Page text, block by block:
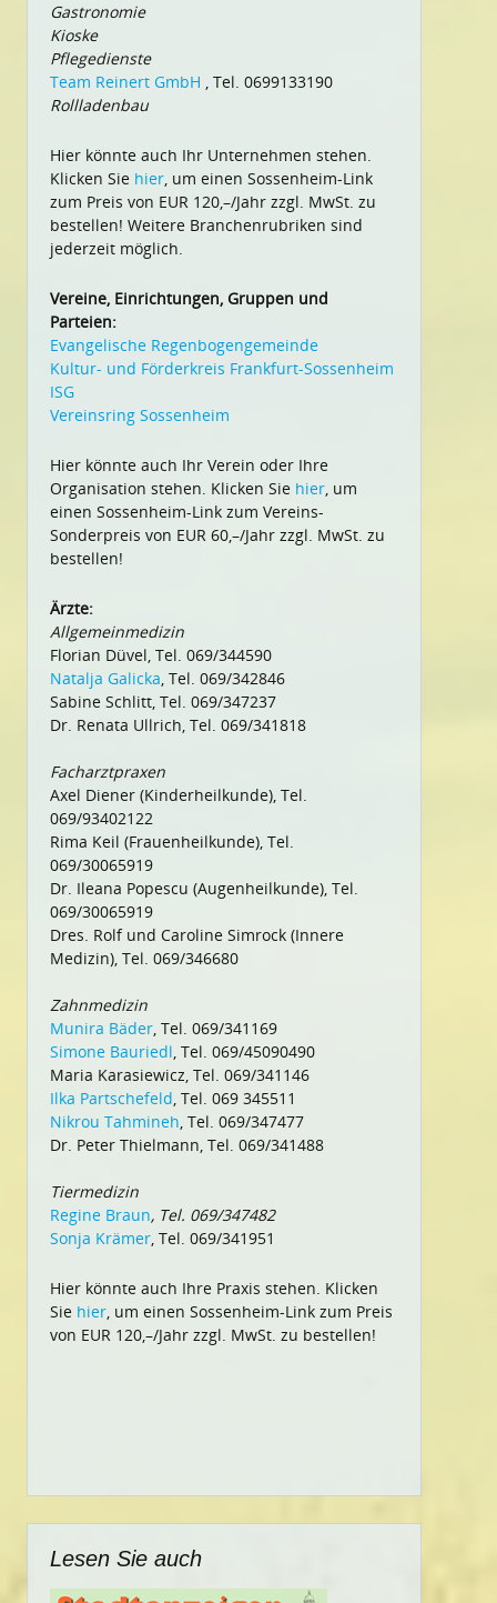
Gastronomie
Kioske
Pflegedienste
Team Reinert GmbH , Tel. 0699133190
Rollladenbau
Hier könnte auch Ihr Unternehmen stehen.
Klicken Sie hier, um einen Sossenheim-Link
zum Preis von EUR 120,–/Jahr zzgl. MwSt. zu
bestellen! Weitere Branchenrubriken sind
jederzeit möglich.
Vereine, Einrichtungen, Gruppen und
Parteien:
Evangelische Regenbogengemeinde
Kultur- und Förderkreis Frankfurt-Sossenheim
ISG
Vereinsring Sossenheim
Hier könnte auch Ihr Verein oder Ihre
Organisation stehen. Klicken Sie hier, um
einen Sossenheim-Link zum Vereins-
Sonderpreis von EUR 60,–/Jahr zzgl. MwSt. zu
bestellen!
Ärzte:
Allgemeinmedizin
Florian Düvel, Tel. 069/344590
Natalja Galicka, Tel. 069/342846
Sabine Schlitt, Tel. 069/347237
Dr. Renata Ullrich, Tel. 069/341818
Facharztpraxen
Axel Diener (Kinderheilkunde), Tel.
069/93402122
Rima Keil (Frauenheilkunde), Tel.
069/30065919
Dr. Ileana Popescu (Augenheilkunde), Tel.
069/30065919
Dres. Rolf und Caroline Simrock (Innere
Medizin), Tel. 069/346680
Zahnmedizin
Munira Bäder, Tel. 069/341169
Simone Bauriedl, Tel. 069/45090490
Maria Karasiewicz, Tel. 069/341146
Ilka Partschefeld, Tel. 069 345511
Nikrou Tahmineh, Tel. 069/347477
Dr. Peter Thielmann, Tel. 069/341488
Tiermedizin
Regine Braun, Tel. 069/347482
Sonja Krämer, Tel. 069/341951
Hier könnte auch Ihre Praxis stehen. Klicken
Sie hier, um einen Sossenheim-Link zum Preis
von EUR 120,–/Jahr zzgl. MwSt. zu bestellen!
Lesen Sie auch